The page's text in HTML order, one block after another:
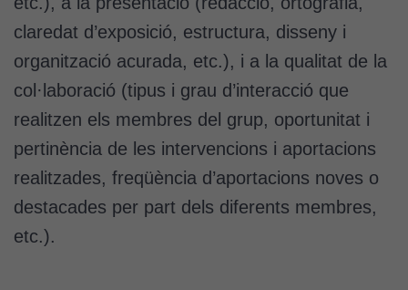
claredat d’exposició, estructura, disseny i
organització acurada, etc.), i a la qualitat de la
col·laboració (tipus i grau d’interacció que
realitzen els membres del grup, oportunitat i
pertinència de les intervencions i aportacions
realitzades, freqüència d’aportacions noves o
destacades per part dels diferents membres,
etc.).
YouTube,
Genially, etc...